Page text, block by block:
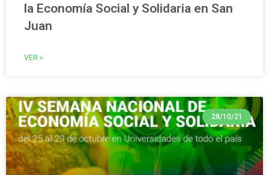
la Economía Social y Solidaria en San
Juan
VER »
28/10/21